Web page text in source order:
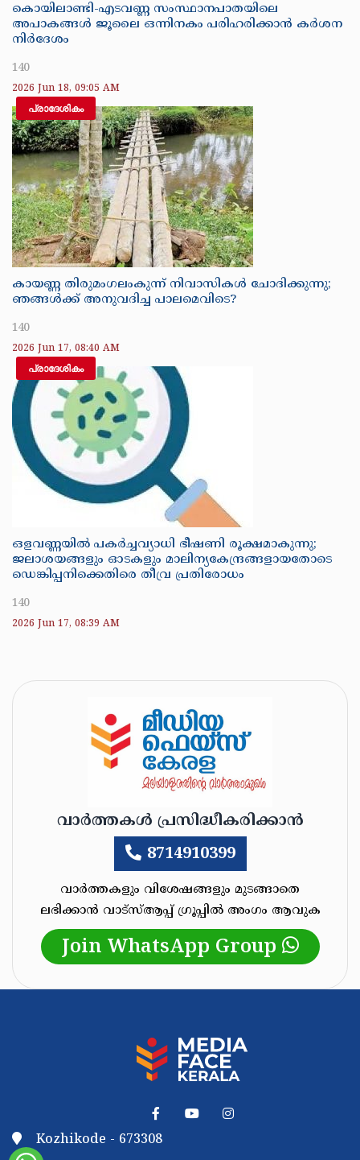
കൊയിലാണ്ടി-എടവണ്ണ സംസ്ഥാനപാതയിലെ
അപാകങ്ങൾ ജൂലൈ ഒന്നിനകം പരിഹരിക്കാൻ കർശന
നിർദേശം
140
2026 Jun 18, 09:05 AM
പ്രാദേശികം
കായണ്ണ തിരുമംഗലംകുന്ന് നിവാസികൾ ചോദിക്കുന്നു;
ഞങ്ങൾക്ക് അനുവദിച്ച പാലമെവിടെ?
140
2026 Jun 17, 08:40 AM
പ്രാദേശികം
ഒളവണ്ണയിൽ പകർച്ചവ്യാധി ഭീഷണി രൂക്ഷമാകുന്നു;
ജലാശയങ്ങളും ഓടകളും മാലിന്യകേന്ദ്രങ്ങളായതോടെ
ഡെങ്കിപ്പനിക്കെതിരെ തീവ്ര പ്രതിരോധം
140
2026 Jun 17, 08:39 AM
വാർത്തകൾ പ്രസിദ്ധീകരിക്കാൻ
8714910399
വാർത്തകളും വിശേഷങ്ങളും മുടങ്ങാതെ
ലഭിക്കാൻ വാട്സ്‌ആപ്പ്‌ ഗ്രൂപ്പിൽ അംഗം ആവുക
Join WhatsApp Group
Kozhikode - 673308